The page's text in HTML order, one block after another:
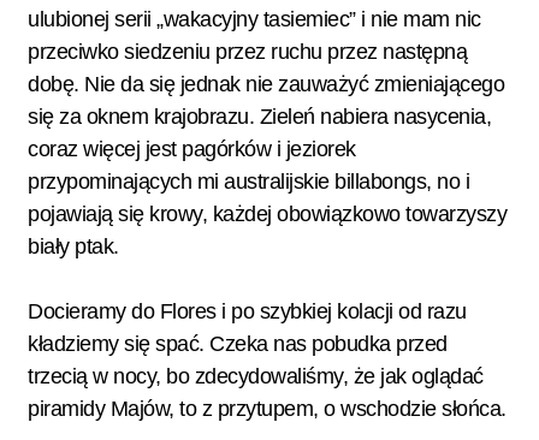
ulubionej serii „wakacyjny tasiemiec” i nie mam nic
przeciwko siedzeniu przez ruchu przez następną
dobę. Nie da się jednak nie zauważyć zmieniającego
się za oknem krajobrazu. Zieleń nabiera nasycenia,
coraz więcej jest pagórków i jeziorek
przypominających mi australijskie billabongs, no i
pojawiają się krowy, każdej obowiązkowo towarzyszy
biały ptak.
Docieramy do Flores i po szybkiej kolacji od razu
kładziemy się spać. Czeka nas pobudka przed
trzecią w nocy, bo zdecydowaliśmy, że jak oglądać
piramidy Majów, to z przytupem, o wschodzie słońca.